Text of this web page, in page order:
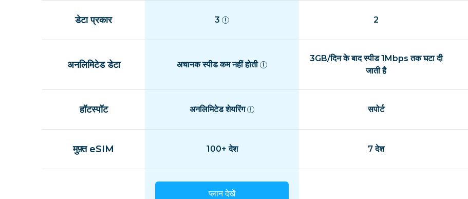
डेटा प्रकार 3 2
अनलिमिटेड डेटा अचानक स्पीड कम नहीं होती
3GB/दिन के बाद स्पीड 1Mbps तक घटा दी
जाती है
हॉटस्पॉट अनलिमिटेड शेयरिंग सपोर्ट
मुफ़्त eSIM 100+ देश 7 देश
प्लान देखें